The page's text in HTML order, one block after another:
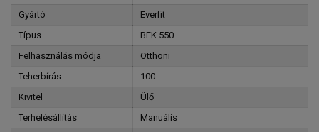
Gyártó
Everfit
Típus
BFK 550
Felhasználás módja
Otthoni
Teherbírás
100
Kivitel
Ülő
Terhelésállítás
Manuális